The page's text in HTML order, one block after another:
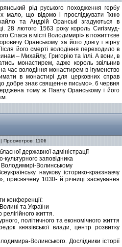
рід руського походження гербу
мало, що відомо і прослідкувати їхню
та Андрій Оранські згадуються в
28 лютого 1563 року король Сигізмуд-
Спаса в місті Володимирі» в пожиттєве
Оранському за його довгу і вірну
його смерті володіння переходило в
– Михайлу, Григорію та Іллі. А вони, в
монастирем, адже король звільнив
час володіння монастирем в ігуменство
в монастирі для церковних справ
добре знає священне письмо». 6 червня
тому ж Павлу Оранському і його
Просмотров: 1106
державної адміністрації
культурного заповідника
Волинському
наукову історико-краєзнавчу
присвячену 1030- й річниці заснування
конференції:
та України
життя.
політичного та економічного життя
князівської влади, центр розвитку
Волинського. Дослідники історії